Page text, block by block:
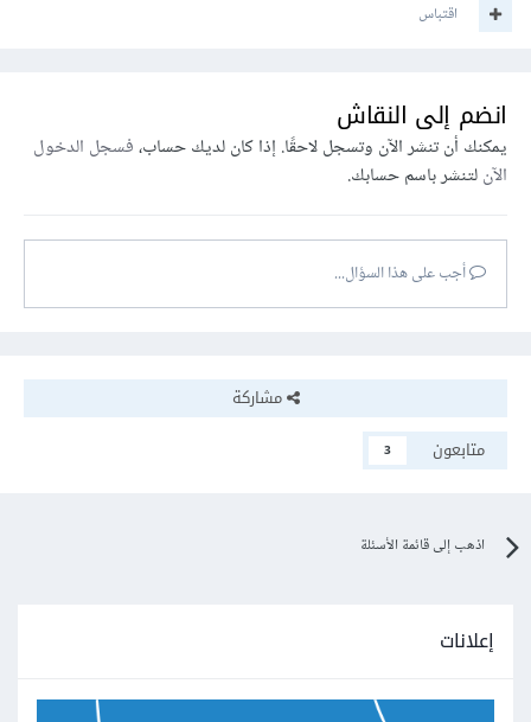
اقتباس
انضم إلى النقاش
يمكنك أن تنشر الآن وتسجل لاحقًا. إذا كان لديك حساب،فسجل الدخول
الآنلتنشر باسم حسابك.
أجب على هذا السؤال...
مشاركة
متابعون
3
اذهب إلى قائمة الأسئلة
إعلانات